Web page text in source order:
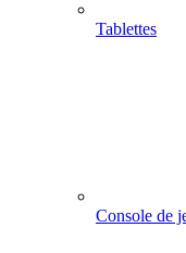
Tablettes
Console de